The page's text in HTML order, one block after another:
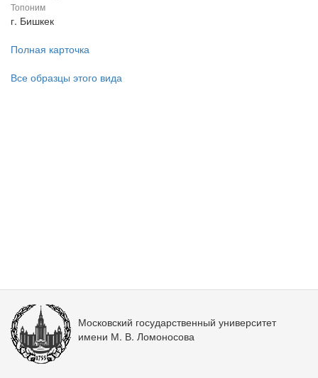
Топоним
г. Бишкек
Полная карточка
Все образцы этого вида
Московский государственный университет
имени М. В. Ломоносова